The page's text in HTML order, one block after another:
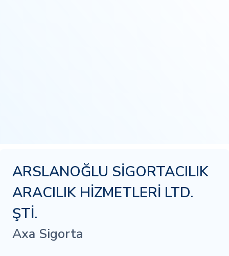
ARSLANOĞLU SİGORTACILIK
ARACILIK HİZMETLERİ LTD.
ŞTİ.
Axa Sigorta